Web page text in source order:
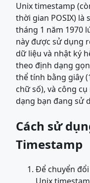
Unix timestamp
thời gian POSIX) là
tháng 1 năm 1970
này được sử dụng
dữ liệu và nhật ký
theo định dạng
thể tính bằng giây
chữ số), và công
dạng bạn đang sử
Cách sử
Timestamp
Để chuyển